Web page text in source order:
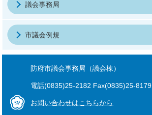
議会事務局
市議会例規
防府市議会事務局（議会棟）
電話(0835)25-2182 Fax(0835)25-8179
お問い合わせはこちらから